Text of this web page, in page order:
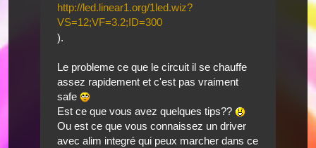
http://led.linear1.org/1led.wiz?
VS=12;VF=3.2;ID=300
).
Le probleme ce que le circuit il se chauffe
assez rapidement et c'est pas vraiment
safe
Est ce que vous avez quelques tips??
Ou est ce que vous connaissez un driver
avec alim integré qui peux marcher dans ce